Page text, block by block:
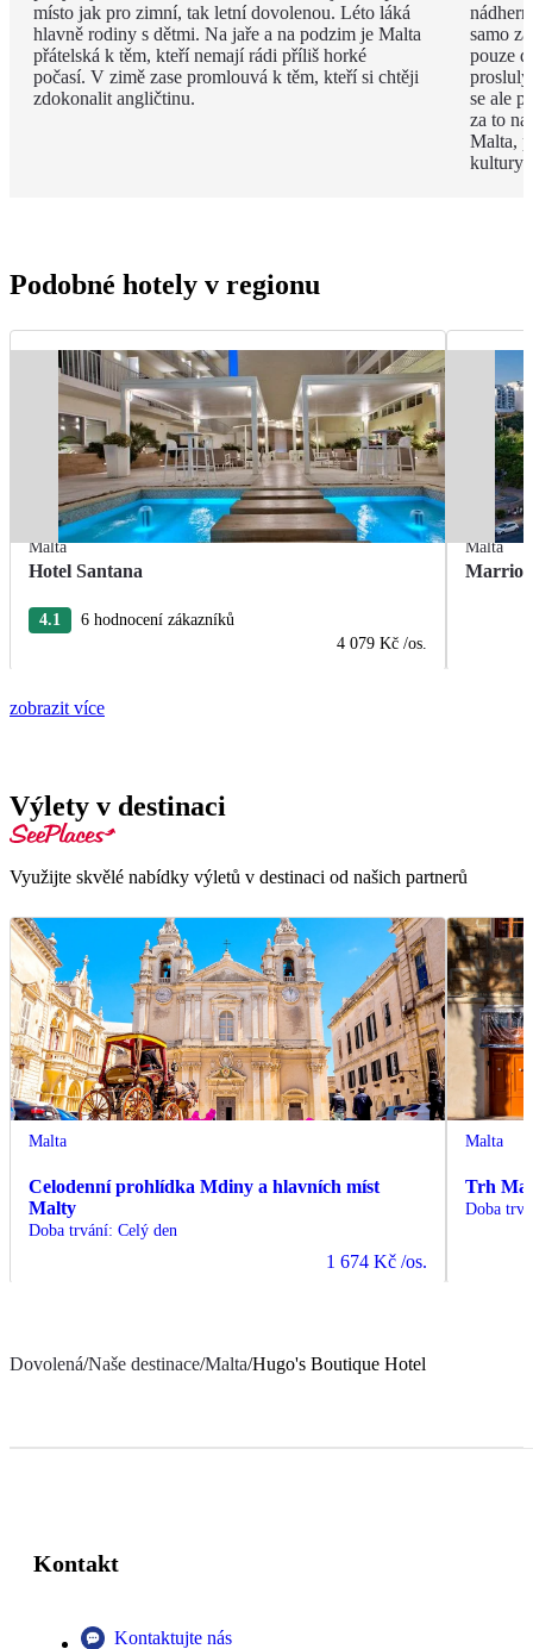
místo jak pro zimní, tak letní dovolenou. Léto láká
hlavně rodiny s dětmi. Na jaře a na podzim je Malta
přátelská k těm, kteří nemají rádi příliš horké
počasí. V zimě zase promlouvá k těm, kteří si chtěji
zdokonalit angličtinu.
samo
pouze
se ale
za to
Malta,
kultury
Podobné hotely v regionu
Malta
Hotel Santana
4.1
6 hodnocení zákazníků
4 079 Kč /os.
Malta
zobrazit více
Výlety v destinaci
Využijte skvělé nabídky výletů v destinaci od našich partnerů
Malta
Celodenní prohlídka Mdiny a hlavních míst
Malty
Doba trvání: Celý den
1 674 Kč /os.
Malta
Trh
Doba
Dovolená/Naše destinace/Malta/Hugo's Boutique Hotel
Kontakt
Kontaktujte nás